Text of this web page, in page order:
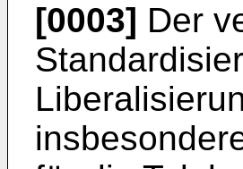
[0003] Der